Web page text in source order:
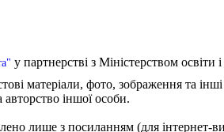
у партнерстві з Міністерством
матеріали, фото, зображення та
авторство іншої особи.
лише з посиланням (для